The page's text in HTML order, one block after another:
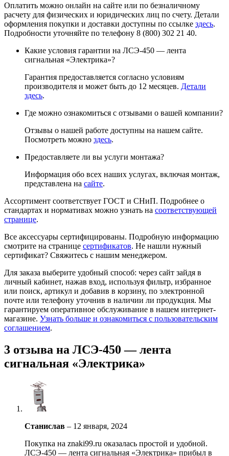
Оплатить можно онлайн на сайте или по безналичному
расчету для физических и юридических лиц по счету. Детали
оформления покупки и доставки доступны по ссылке здесь.
Подробности уточняйте по телефону 8 (800) 302 21 40.
Какие условия гарантии на ЛСЭ-450 — лента
сигнальная «Электрика»?
Гарантия предоставляется согласно условиям
производителя и может быть до 12 месяцев. Детали
здесь.
Где можно ознакомиться с отзывами о вашей компании?
Отзывы о нашей работе доступны на нашем сайте.
Посмотреть можно здесь.
Предоставляете ли вы услуги монтажа?
Информация обо всех наших услугах, включая монтаж,
представлена на сайте.
Ассортимент соответствует ГОСТ и СНиП. Подробнее о
стандартах и нормативах можно узнать на соответствующей
странице.
Все аксессуары сертифицированы. Подробную информацию
смотрите на странице сертификатов. Не нашли нужный
сертификат? Свяжитесь с нашим менеджером.
Для заказа выберите удобный способ: через сайт зайдя в
личный кабинет, нажав вход, используя фильтр, избранное
или поиск, артикул и добавив в корзину, по электронной
почте или телефону уточнив в наличии ли продукция. Мы
гарантируем оперативное обслуживание в нашем интернет-
магазине. Узнать больше и ознакомиться с пользовательским
соглашением.
3 отзыва на ЛСЭ-450 — лента
сигнальная «Электрика»
Станислав – 12 января, 2024
Покупка на znaki99.ru оказалась простой и удобной.
ЛСЭ-450 — лента сигнальная «Электрика» прибыл в